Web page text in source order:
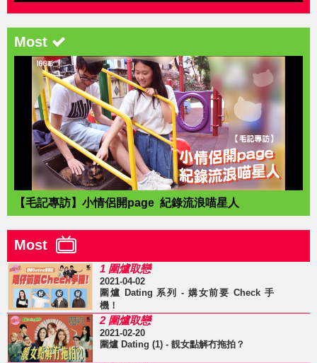
Most
【毛記專訪】小情侶開page 紀錄流浪喵星人
Most
1 圍爐取戀
2021-04-02
圍爐 Dating 系列 - 媾女前要 Check 手
機！
2 圍爐取戀
2021-02-20
圍爐 Dating (1) - 靚女點解冇拖拍？